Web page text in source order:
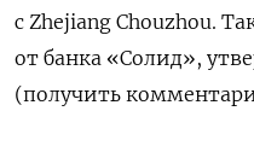
с Zhejiang Chouzhou.
от банка «Солид»,
(получить